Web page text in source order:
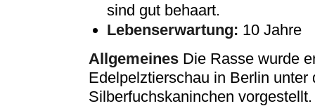
sind gut behaart.
Lebenserwartung: 10 Jahre
Allgemeines Die Rasse wurde
Edelpelztierschau in Berlin
Silberfuchskaninchen vorgestellt.